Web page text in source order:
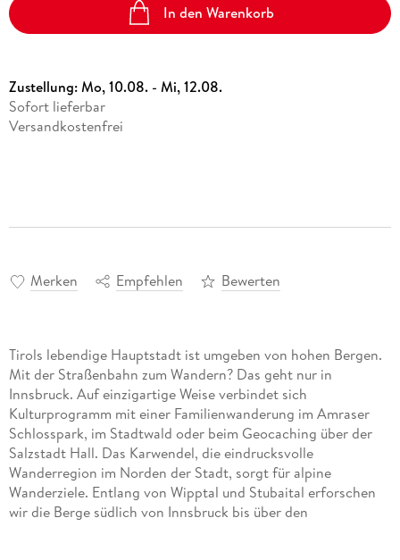
In den Warenkorb
Zustellung:Mo, 10.08. - Mi, 12.08.
Sofort lieferbar
Versandkostenfrei
Merken Empfehlen Bewerten
Tirols lebendige Hauptstadt ist umgeben von hohen Bergen.
Mit der Straßenbahn zum Wandern? Das geht nur in
Innsbruck. Auf einzigartige Weise verbindet sich
Kulturprogramm mit einer Familienwanderung im Amraser
Schlosspark, im Stadtwald oder beim Geocaching über der
Salzstadt Hall. Das Karwendel, die eindrucksvolle
Wanderregion im Norden der Stadt, sorgt für alpine
Wanderziele. Entlang von Wipptal und Stubaital erforschen
wir die Berge südlich von Innsbruck bis über den